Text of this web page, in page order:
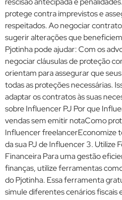
protege contra imprevistos e
respeitados. Ao negociar
sugerir alterações que
Pjotinha pode ajudar: Com os
negociar cláusulas de proteção
orientam para assegurar que
todas as proteções necessárias.
adaptar os contratos às suas
sobre Influencer PJ Por que
vendas sem emitir notaComo
Influencer freelancerEconomize
da sua PJ de Influencer 3. Utilize
Financeira Para uma gestão
finanças, utilize ferramentas
do Pjotinha. Essa ferramenta
simule diferentes cenários fiscais